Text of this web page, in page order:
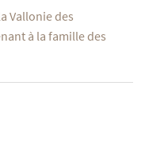
Vallonie des
à la famille des